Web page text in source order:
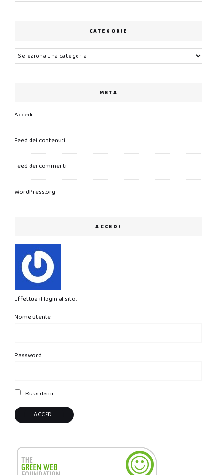
CATEGORIE
Categorie
META
Accedi
Feed dei contenuti
Feed dei commenti
WordPress.org
ACCEDI
Effettua il login al sito.
Nome utente
Password
Ricordami